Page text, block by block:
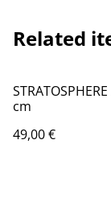
Related
cm
49,00 €